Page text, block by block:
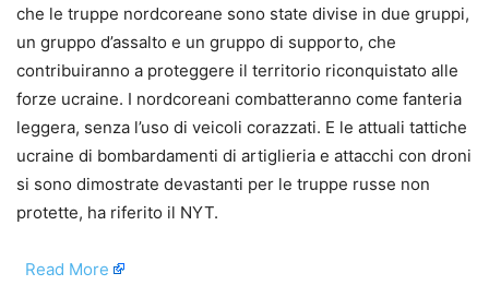
che le truppe nordcoreane sono state divise in due gruppi,
un gruppo d’assalto e un gruppo di supporto, che
contribuiranno a proteggere il territorio riconquistato alle
forze ucraine. I nordcoreani combatteranno come fanteria
leggera, senza l’uso di veicoli corazzati. E le attuali tattiche
ucraine di bombardamenti di artiglieria e attacchi con droni
si sono dimostrate devastanti per le truppe russe non
protette, ha riferito il NYT.
Read More